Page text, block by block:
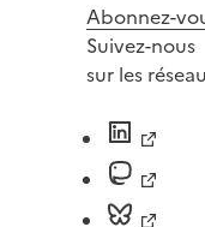
Abonnez-
Suivez-nous
sur les